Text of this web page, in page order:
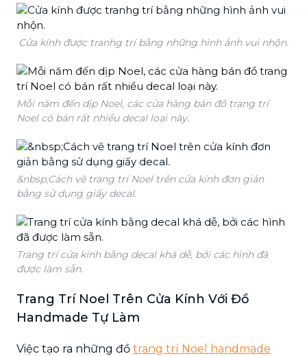
Cửa kính được tranhg trí bằng những hình ảnh vui nhộn.
Mỗi năm đến dịp Noel, các cửa hàng bán đồ trang trí
Noel có bán rất nhiều decal loại này.
&nbsp;Cách vẽ trang trí Noel trên cửa kính đơn giản
bằng sử dụng giấy decal.
Trang trí cửa kính bằng decal khá dễ, bởi các hình đã
được làm sẵn.
Trang Trí Noel Trên Cửa Kính Với Đồ
Handmade Tự Làm
Việc tạo ra những đồ trang trí Noel handmade